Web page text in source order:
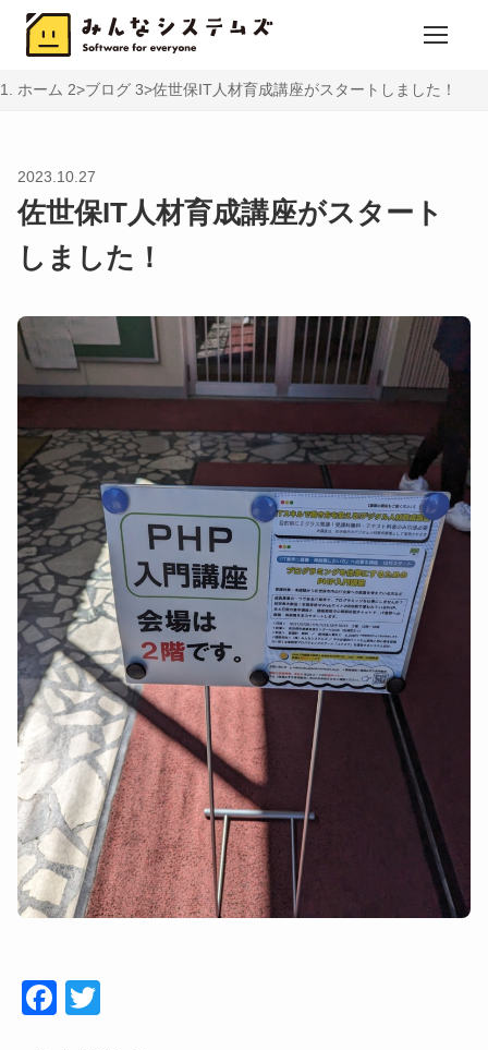
ホーム ブログ 佐世保IT人材育成講座がスタートしました！
2023.10.27
佐世保IT人材育成講座がスタート
しました！
Face